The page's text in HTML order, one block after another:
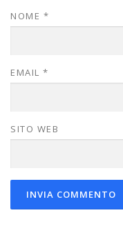
NOME *
EMAIL *
SITO WEB